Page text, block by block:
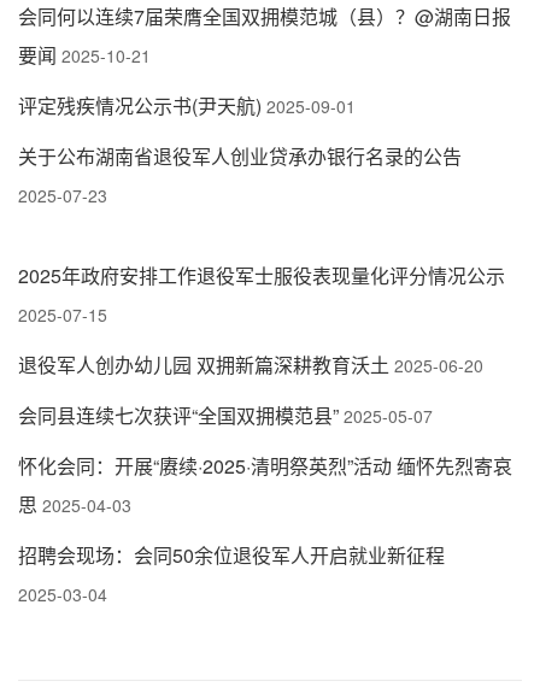
会同何以连续7届荣膺全国双拥模范城（县）？@湖南日报
要闻 2025-10-21
评定残疾情况公示书(尹天航) 2025-09-01
关于公布湖南省退役军人创业贷承办银行名录的公告
2025-07-23
2025年政府安排工作退役军士服役表现量化评分情况公示
2025-07-15
退役军人创办幼儿园 双拥新篇深耕教育沃土 2025-06-20
会同县连续七次获评“全国双拥模范县” 2025-05-07
怀化会同：开展“赓续·2025·清明祭英烈”活动 缅怀先烈寄哀
思 2025-04-03
招聘会现场：会同50余位退役军人开启就业新征程
2025-03-04